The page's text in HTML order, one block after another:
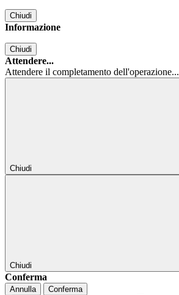
Chiudi
Informazione
Chiudi
Attendere...
Attendere il completamento dell'operazione...
Chiudi
Chiudi
Conferma
Annulla Conferma